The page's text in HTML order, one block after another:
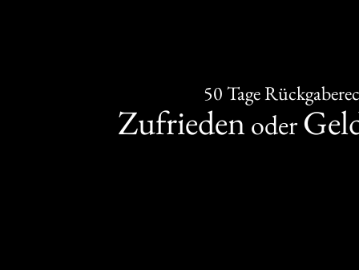
50 Tage
Zufrieden oder